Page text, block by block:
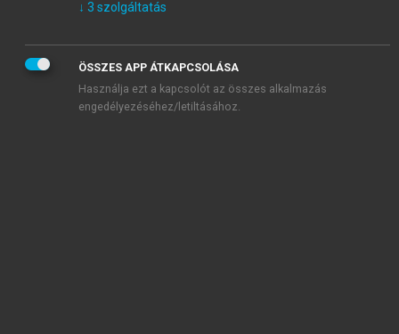
KIPRÓBÁLOM
↓ 3 szolgáltatás
ÖSSZES APP ÁTKAPCSOLÁSA
Használja ezt a kapcsolót az összes alkalmazás
engedélyezéséhez/letiltásához.